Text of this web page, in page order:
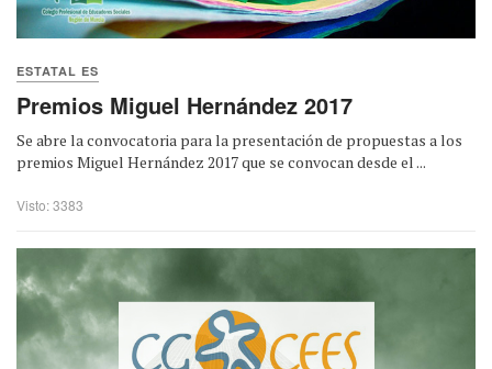
ESTATAL ES
Premios Miguel Hernández 2017
Se abre la convocatoria para la presentación de propuestas a los
premios Miguel Hernández 2017 que se convocan desde el ...
Visto: 3383